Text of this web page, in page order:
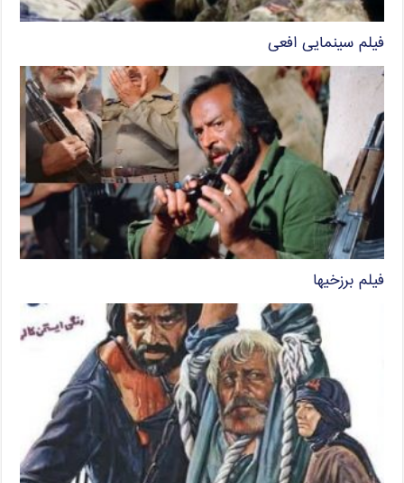
فیلم سینمایی افعی
فیلم برزخیها